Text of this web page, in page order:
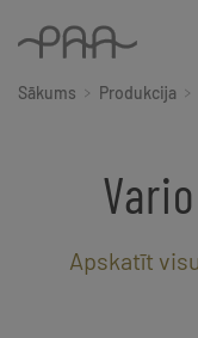
Sākums Produkcija
Apskatīt